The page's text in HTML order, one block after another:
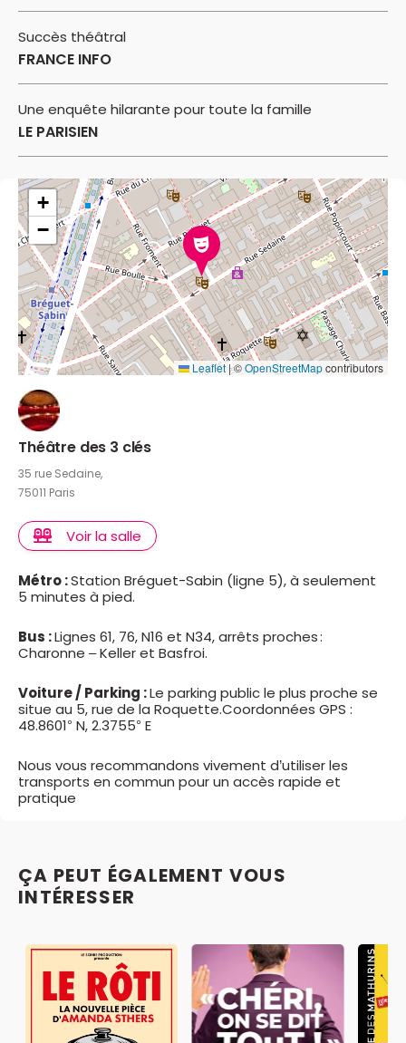
Succès théâtral
FRANCE INFO
Une enquête hilarante pour toute la famille
LE PARISIEN
+
−
Leaflet |©OpenStreetMapcontributors
Théâtre des 3 clés
35 rue Sedaine,
75011 Paris
Voir la salle
Métro :Station Bréguet-Sabin (ligne 5), à seulement
5 minutes à pied.
Bus :Lignes 61, 76, N16 et N34, arrêts proches :
Charonne – Keller et Basfroi.
Voiture / Parking :Le parking public le plus proche se
situe au 5, rue de la Roquette.Coordonnées GPS :
48.8601° N, 2.3755° E
Nous vous recommandons vivement d’utiliser les
transports en commun pour un accès rapide et
pratique
ÇA PEUT ÉGALEMENT VOUS
INTÉRESSER